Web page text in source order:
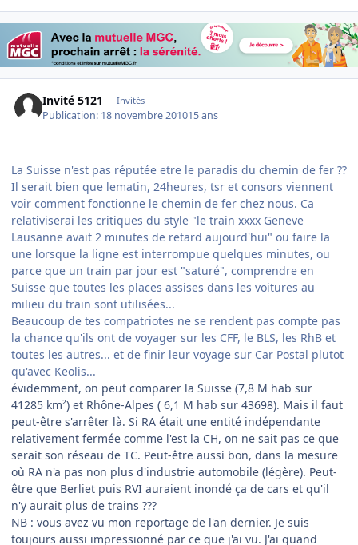
Invité 5121 Invités
Publication: 18 novembre 201015 ans
La Suisse n'est pas réputée etre le paradis du chemin de fer ??
Il serait bien que lematin, 24heures, tsr et consors viennent
voir comment fonctionne le chemin de fer chez nous. Ca
relativiserai les critiques du style "le train xxxx Geneve
Lausanne avait 2 minutes de retard aujourd'hui" ou faire la
une lorsque la ligne est interrompue quelques minutes, ou
parce que un train par jour est "saturé", comprendre en
Suisse que toutes les places assises dans les voitures au
milieu du train sont utilisées...
Beaucoup de tes compatriotes ne se rendent pas compte pas
la chance qu'ils ont de voyager sur les CFF, le BLS, les RhB et
toutes les autres... et de finir leur voyage sur Car Postal plutot
qu'avec Keolis...
évidemment, on peut comparer la Suisse (7,8 M hab sur
41285 km²) et Rhône-Alpes ( 6,1 M hab sur 43698). Mais il faut
peut-être s'arrêter là. Si RA était une entité indépendante
relativement fermée comme l'est la CH, on ne sait pas ce que
serait son réseau de TC. Peut-être aussi bon, dans la mesure
où RA n'a pas non plus d'industrie automobile (légère). Peut-
être que Berliet puis RVI auraient inondé ça de cars et qu'il
n'y aurait plus de trains ???
NB : vous avez vu mon reportage de l'an dernier. Je suis
toujours aussi impressionné par ce que j'ai vu. J'ai quand